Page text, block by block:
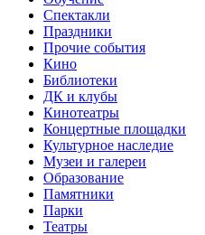
Спектакли
Праздники
Прочие события
Кино
Библиотеки
ДК и клубы
Кинотеатры
Концертные площадки
Культурное наследие
Музеи и галереи
Образование
Памятники
Парки
Театры